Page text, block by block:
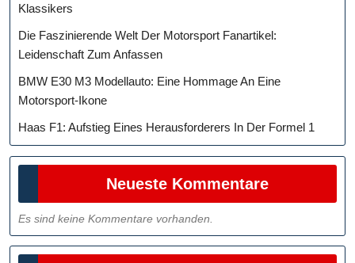
Klassikers
Die Faszinierende Welt Der Motorsport Fanartikel:
Leidenschaft Zum Anfassen
BMW E30 M3 Modellauto: Eine Hommage An Eine
Motorsport-Ikone
Haas F1: Aufstieg Eines Herausforderers In Der Formel 1
Neueste Kommentare
Es sind keine Kommentare vorhanden.